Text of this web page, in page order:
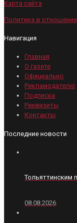
Карта сайта
Политика в
Навигация
Главная
О газете
Официально
Рекламодателю
Подписка
Реквизиты
Контакты
Последние новости
Тольяттинским
08.08.2026